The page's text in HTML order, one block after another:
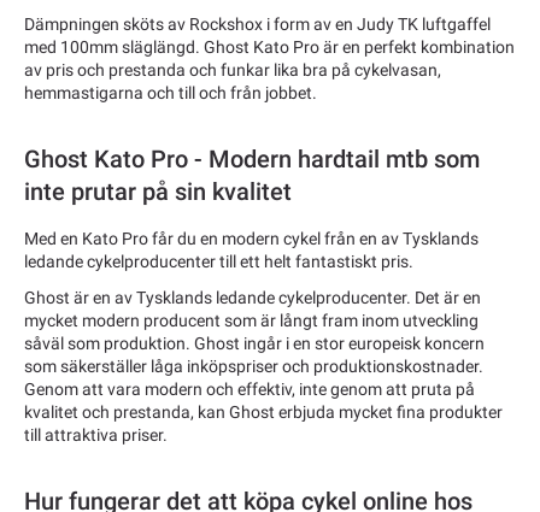
Dämpningen sköts av Rockshox i form av en Judy TK luftgaffel
med 100mm släglängd. Ghost Kato Pro är en perfekt kombination
av pris och prestanda och funkar lika bra på cykelvasan,
hemmastigarna och till och från jobbet.
Ghost Kato Pro - Modern hardtail mtb som
inte prutar på sin kvalitet
Med en Kato Pro får du en modern cykel från en av Tysklands
ledande cykelproducenter till ett helt fantastiskt pris.
Ghost är en av Tysklands ledande cykelproducenter. Det är en
mycket modern producent som är långt fram inom utveckling
såväl som produktion. Ghost ingår i en stor europeisk koncern
som säkerställer låga inköpspriser och produktionskostnader.
Genom att vara modern och effektiv, inte genom att pruta på
kvalitet och prestanda, kan Ghost erbjuda mycket fina produkter
till attraktiva priser.
Hur fungerar det att köpa cykel online hos